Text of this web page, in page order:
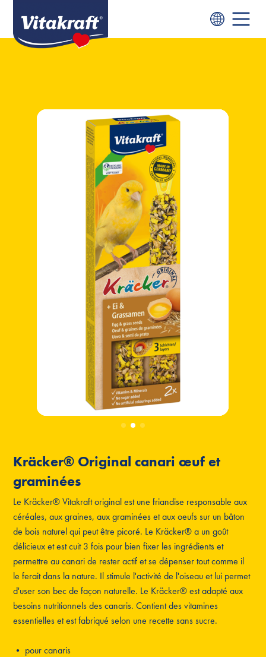
Kräcker® Original canari œuf et
graminées
Le Kräcker® Vitakraft original est une friandise responsable aux
céréales, aux graines, aux graminées et aux oeufs sur un bâton
de bois naturel qui peut être picoré. Le Kräcker® a un goût
délicieux et est cuit 3 fois pour bien fixer les ingrédients et
permettre au canari de rester actif et se dépenser tout comme il
le ferait dans la nature. Il stimule l'activité de l'oiseau et lui permet
d'user son bec de façon naturelle. Le Kräcker® est adapté aux
besoins nutritionnels des canaris. Contient des vitamines
essentielles et est fabriqué selon une recette sans sucre.
• pour canaris